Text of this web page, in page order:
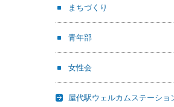
まちづくり
青年部
女性会
屋代駅ウェルカムステーショ